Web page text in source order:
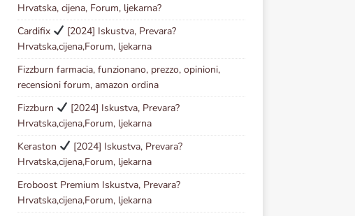
Hrvatska, cijena, Forum, ljekarna?
Cardifix
[2024] Iskustva, Prevara?
Hrvatska,cijena,Forum, ljekarna
Fizzburn farmacia, funzionano, prezzo, opinioni,
recensioni forum, amazon ordina
Fizzburn
[2024] Iskustva, Prevara?
Hrvatska,cijena,Forum, ljekarna
Keraston
[2024] Iskustva, Prevara?
Hrvatska,cijena,Forum, ljekarna
Eroboost Premium Iskustva, Prevara?
Hrvatska,cijena,Forum, ljekarna